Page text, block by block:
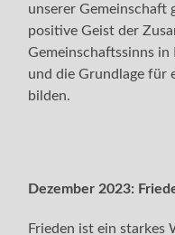
unserer Gemeinschaft
positive Geist der
Gemeinschaftssinns
und die Grundlage für
bilden.
Dezember 2023:
Frieden ist ein starkes